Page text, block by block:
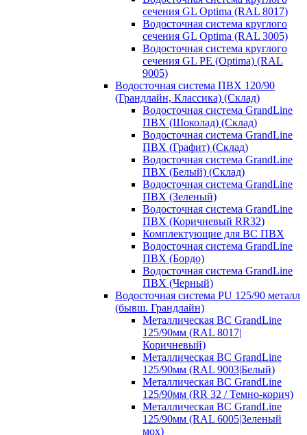
сечения GL Optima (RAL 8017)
Водосточная система круглого
сечения GL Optima (RAL 3005)
Водосточная система круглого
сечения GL PE (Optima) (RAL
9005)
Водосточная система ПВХ 120/90
(Грандлайн, Классика) (Склад)
Водосточная система GrandLine
ПВХ (Шоколад) (Склад)
Водосточная система GrandLine
ПВХ (Графит) (Склад)
Водосточная система GrandLine
ПВХ (Белый) (Склад)
Водосточная система GrandLine
ПВХ (Зеленый)
Водосточная система GrandLine
ПВХ (Коричневый RR32)
Комплектующие для ВС ПВХ
Водосточная система GrandLine
ПВХ (Бордо)
Водосточная система GrandLine
ПВХ (Черный)
Водосточная система PU 125/90 металл
(бывш. Грандлайн)
Металлическая ВС GrandLine
125/90мм (RAL 8017|
Коричневый)
Металлическая ВС GrandLine
125/90мм (RAL 9003|Белый)
Металлическая ВС GrandLine
125/90мм (RR 32 / Темно-корич)
Металлическая ВС GrandLine
125/90мм (RAL 6005|Зеленый
мох)